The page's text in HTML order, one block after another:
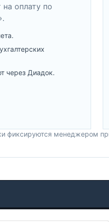
оплату по
через Диадок.
фиксируются менеджером